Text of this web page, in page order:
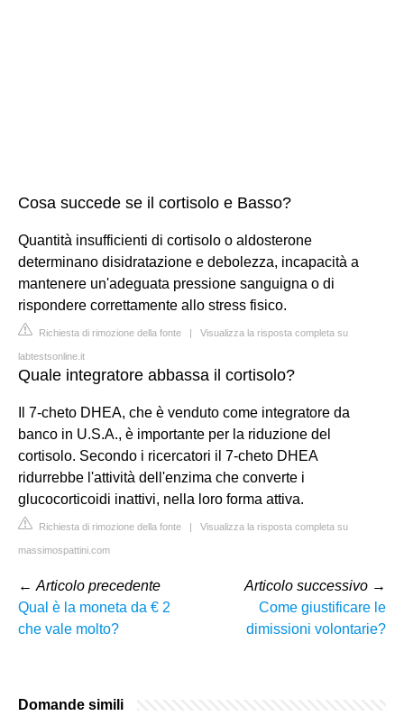
Cosa succede se il cortisolo e Basso?
Quantità insufficienti di cortisolo o aldosterone
determinano disidratazione e debolezza, incapacità a
mantenere un'adeguata pressione sanguigna o di
rispondere correttamente allo stress fisico.
Richiesta di rimozione della fonte | Visualizza la risposta completa su
labtestsonline.it
Quale integratore abbassa il cortisolo?
Il 7-cheto DHEA, che è venduto come integratore da
banco in U.S.A., è importante per la riduzione del
cortisolo. Secondo i ricercatori il 7-cheto DHEA
ridurrebbe l'attività dell'enzima che converte i
glucocorticoidi inattivi, nella loro forma attiva.
Richiesta di rimozione della fonte | Visualizza la risposta completa su
massimospattini.com
← Articolo precedente
Qual è la moneta da € 2
che vale molto?
Articolo successivo →
Come giustificare le
dimissioni volontarie?
Domande simili